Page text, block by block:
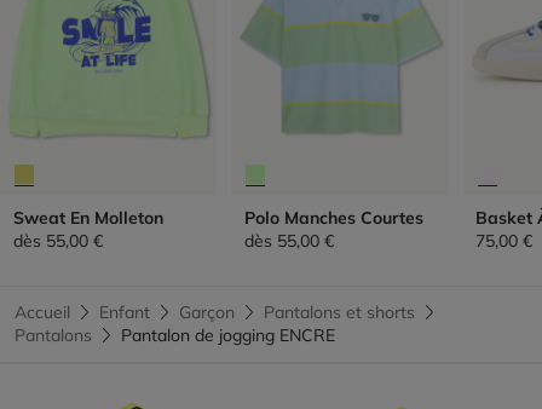
Sweat En Molleton
dès 55,00 €
Polo Manches Courtes
dès 55,00 €
Basket
75,00 €
Accueil Enfant Garçon
Pantalons et shorts
Pantalons
Pantalon de jogging ENCRE